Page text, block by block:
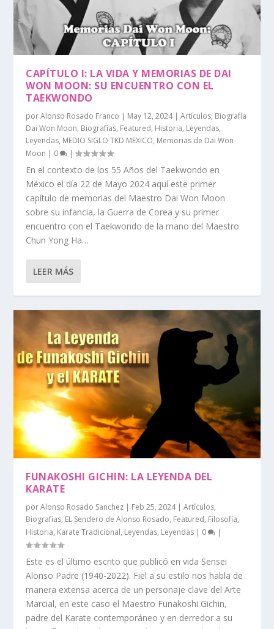
CAPÍTULO I: LA VIDA Y MEMORIAS DE DAI
WON MOON: SU ENCUENTRO CON EL
TAEKWONDO
porAlonso Rosado Franco May 12, 2024|Artículos, Biografía
Dai Won Moon, Biografías, Featured, Historia, Leyendas,
Leyendas, MEDIO SIGLO TKD MEXICO, Memorias de Dai Won
Moon
0 |
En el contexto de los 55 Años del Taekwondo en
México el día 22 de Mayo 2024 aquí este primer
capítulo de memorias del Maestro Dai Won Moon
sobre su infancia, la Guerra de Corea y su primer
encuentro con el Taekwondo de la mano del Maestro
Chun Yong Ha…
LEER MÁS
FUNAKOSHI GICHIN: LA LEYENDA DEL
KARATE
porAlonso Rosado Sanchez | Feb 25, 2024|Artículos,
Biografías, EL Sendero de Alonso Rosado, Featured, Filosofía,
Historia, Karate Tradicional, Leyendas, Leyendas | 0 |
Este es el último escrito que publicó en vida Sensei
Alonso Padre (1940-2022). Fiel a su estilo nos habla de
manera extensa acerca de un personaje clave del Arte
Marcial, en este caso el Maestro Funakoshi Gichin,
padre del Karate contemporáneo y en derredor a su